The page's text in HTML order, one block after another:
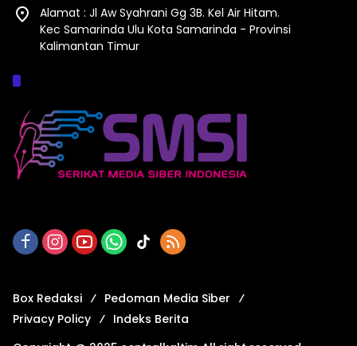
Alamat : Jl Aw Syahrani Gg 3B. Kel Air Hitam.
Kec Samarinda Ulu Kota Samarinda - Provinsi
Kalimantan Timur
Box Redaksi
Pedoman Media Siber
Privacy Policy
Indeks Berita